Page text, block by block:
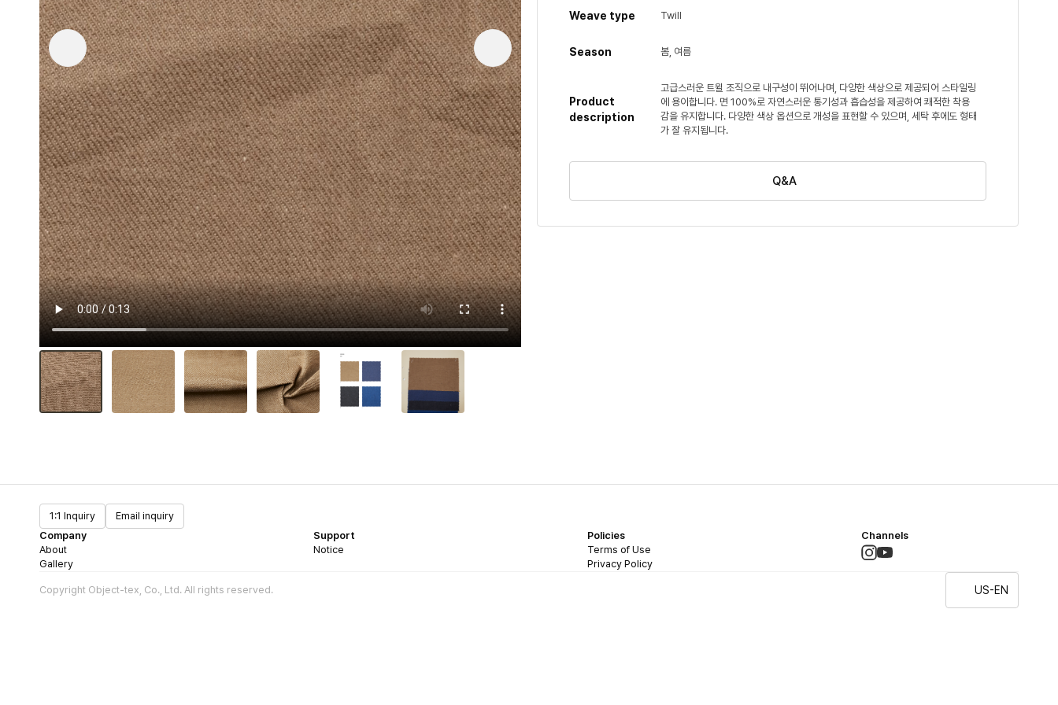
Weave type Twill
Season 봄, 여름
Product
description
고급스러운 트윌 조직으로 내구성이 뛰어나며, 다양한 색상으로 제공되어 스타일링
에 용이합니다. 면 100%로 자연스러운 통기성과 흡습성을 제공하여 쾌적한 착용
감을 유지합니다. 다양한 색상 옵션으로 개성을 표현할 수 있으며, 세탁 후에도 형태
가 잘 유지됩니다.
Q&A
1:1 Inquiry
Email inquiry
Company
About
Gallery
Support
Notice
Policies
Terms of Use
Privacy Policy
Channels
Copyright Object-tex, Co., Ltd. All rights reserved. US-EN